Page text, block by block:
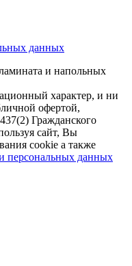
данных
и напольных
характер, и ни
офертой,
Гражданского
сайт, Вы
cookie а также
персональных данных